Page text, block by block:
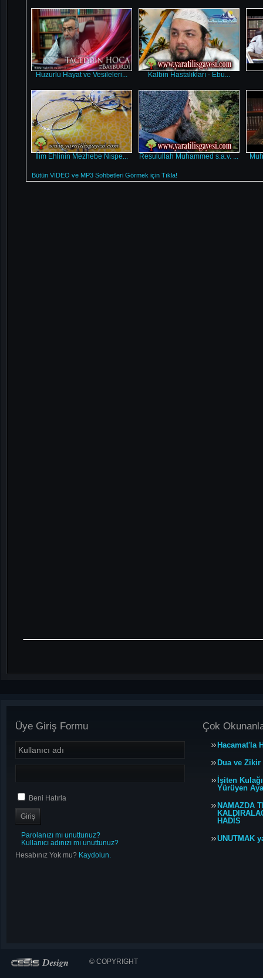
Huzurlu Hayat ve Vesileleri... Kalbin Hastalıkları - Ebu...
İlim Ehlinin Mezhebe Nispe... Resulullah Muhammed s.a.v. ...
Bütün VİDEO ve MP3 Sohbetleri Görmek için Tıkla!
Üye Giriş Formu
Beni Hatırla
Parolanızı mı unuttunuz?
Kullanıcı adınızı mı unuttunuz?
Hesabınız Yok mu? Kaydolun.
Çok
Hacamat'la
Dua ve
İşiten
Yürüyen
NAMAZDA
HADİS
UNUTMAK
© COPYRIGHT